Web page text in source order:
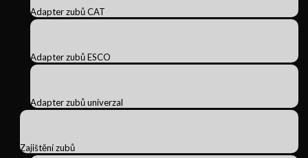
Adapter zubů CAT
Adapter zubů ESCO
Adapter zubů univerzal
Zajištění zubů